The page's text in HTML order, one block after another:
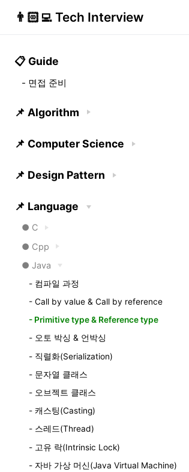
👨🏻‍💻 Tech Interview
📋 Guide
- 면접 준비
📌 Algorithm
📌 Computer Science
📌 Design Pattern
📌 Language
● C
● Cpp
● Java
- 컴파일 과정
- Call by value & Call by reference
- Primitive type & Reference type
- 오토 박싱 & 언박싱
- 직렬화(Serialization)
- 문자열 클래스
- 오브젝트 클래스
- 캐스팅(Casting)
- 스레드(Thread)
- 고유 락(Intrinsic Lock)
- 자바 가상 머신(Java Virtual Machine)